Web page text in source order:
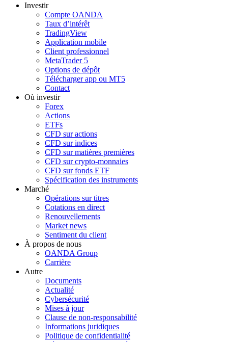
Investir
Compte OANDA
Taux d’intérêt
TradingView
Application mobile
Client professionnel
MetaTrader 5
Options de dépôt
Télécharger app ou MT5
Contact
Où investir
Forex
Actions
ETFs
CFD sur actions
CFD sur indices
CFD sur matières premières
CFD sur crypto-monnaies
CFD sur fonds ETF
Spécification des instruments
Marché
Opérations sur titres
Cotations en direct
Renouvellements
Market news
Sentiment du client
À propos de nous
OANDA Group
Carrière
Autre
Documents
Actualité
Cybersécurité
Mises à jour
Clause de non-responsabilité
Informations juridiques
Politique de confidentialité